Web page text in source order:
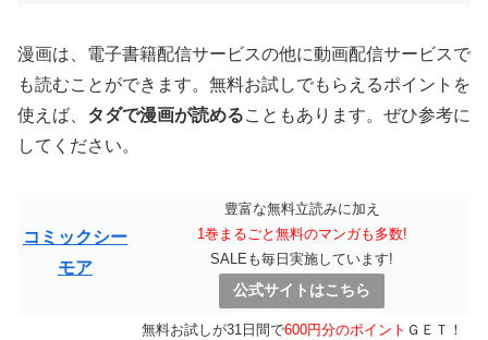
漫画は、電子書籍配信サービスの他に動画配信サービスで
も読むことができます。無料お試しでもらえるポイントを
使えば、 タダで漫画が読めることもあります。ぜひ参考に
してください。
コミックシー
モア
豊富な無料立読みに加え
1巻まるごと無料のマンガも多数!
SALEも毎日実施しています!
公式サイトはこちら
無料お試しが31日間で600円分のポイント ＧＥＴ！